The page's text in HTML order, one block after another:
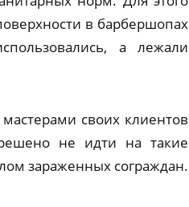
в барбершопах
а лежали
своих клиентов
не идти на такие
зараженных сограждан.